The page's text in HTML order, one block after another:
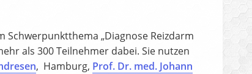
„Diagnose Reizdarm
als 300 Teilnehmer dabei. Sie nutzen
, Hamburg, Prof. Dr. med. Johann